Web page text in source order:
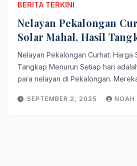
BERITA TERKINI
Nelayan Pekalongan
Solar Mahal, Hasil
Nelayan Pekalongan Curhat: Harga
Tangkap Menurun Setiap hari
para nelayan di Pekalongan.
SEPTEMBER 2, 2025 NOAH